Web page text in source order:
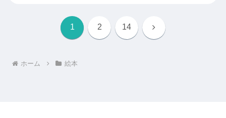
1 2 14 次
ホーム 絵本